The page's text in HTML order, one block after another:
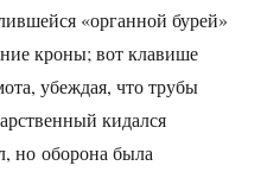
«органной бурей»
кроны; вот клавише
убеждая, что трубы
кидался
но оборона была